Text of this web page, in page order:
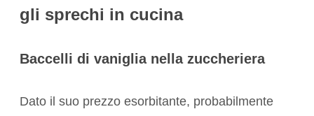
gli sprechi in cucina
Baccelli di vaniglia nella zuccheriera
Dato il suo prezzo esorbitante, probabilmente